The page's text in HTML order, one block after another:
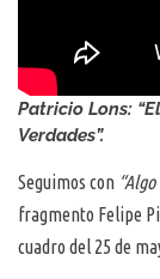
Patricio Lons:
Verdades”.
Seguimos con
fragmento Felipe
cuadro del 25 de